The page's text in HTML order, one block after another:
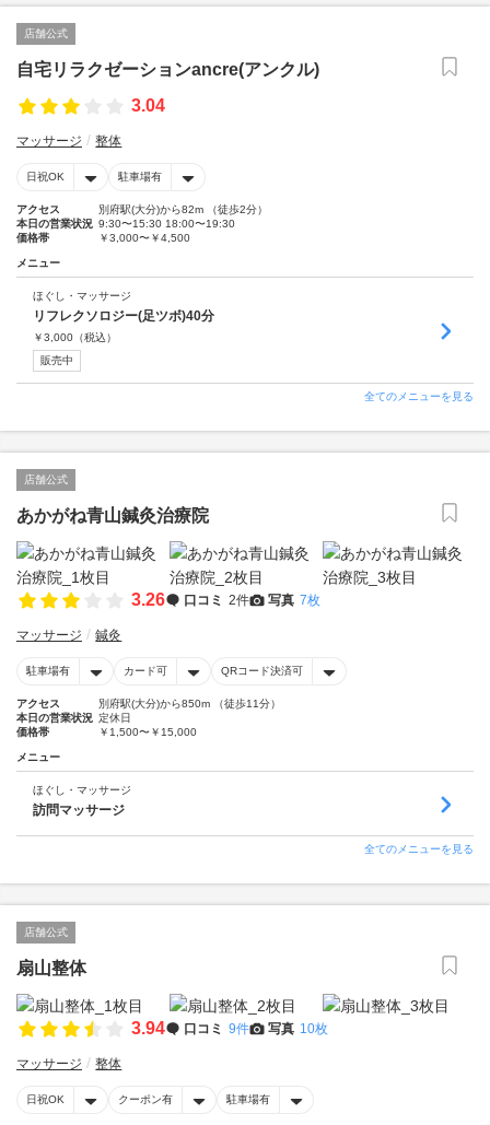
店舗公式
自宅リラクゼーションancre(アンクル)
3.04
マッサージ 整体
日祝OK 駐車場有
アクセス
別府駅(大分)から82m （徒歩2分）
本日の営業状況 9:30〜15:30 18:00〜19:30
価格帯
￥3,000〜￥4,500
メニュー
ほぐし・マッサージ
リフレクソロジー(足ツボ)40分
￥3,000 （税込）
販売中
全てのメニューを見る
店舗公式
あかがね青山鍼灸治療院
3.26 口コミ 2件 写真 7枚
マッサージ 鍼灸
駐車場有 カード可 QRコード決済可
アクセス
別府駅(大分)から850m （徒歩11分）
本日の営業状況 定休日
価格帯
￥1,500〜￥15,000
メニュー
ほぐし・マッサージ
訪問マッサージ
全てのメニューを見る
店舗公式
扇山整体
3.94 口コミ 9件 写真 10枚
マッサージ 整体
日祝OK クーポン有 駐車場有